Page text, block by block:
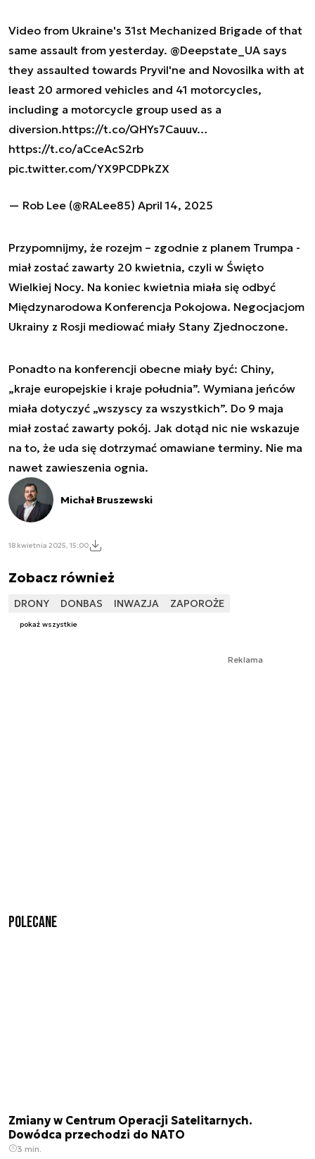
Video from Ukraine's 31st Mechanized Brigade of that
same assault from yesterday. @Deepstate_UA says
they assaulted towards Pryvil'ne and Novosilka with at
least 20 armored vehicles and 41 motorcycles,
including a motorcycle group used as a
diversion.https://t.co/QHYs7Cauuv…
https://t.co/aCceAcS2rb
pic.twitter.com/YX9PCDPkZX
— Rob Lee (@RALee85) April 14, 2025
Przypomnijmy, że rozejm – zgodnie z planem Trumpa -
miał zostać zawarty 20 kwietnia, czyli w Święto
Wielkiej Nocy. Na koniec kwietnia miała się odbyć
Międzynarodowa Konferencja Pokojowa. Negocjacjom
Ukrainy z Rosji mediować miały Stany Zjednoczone.
Ponadto na konferencji obecne miały być: Chiny,
„kraje europejskie i kraje południa”. Wymiana jeńców
miała dotyczyć „wszyscy za wszystkich”. Do 9 maja
miał zostać zawarty pokój. Jak dotąd nic nie wskazuje
na to, że uda się dotrzymać omawiane terminy. Nie ma
nawet zawieszenia ognia.
Michał Bruszewski
18 kwietnia 2025, 15:00
Zobacz również
DRONY DONBAS INWAZJA ZAPOROŻE
pokaż wszystkie
Reklama
Polecane
Zmiany w Centrum Operacji Satelitarnych.
Dowódca przechodzi do NATO
3 min.